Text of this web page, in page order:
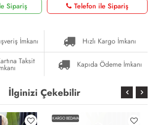
Sipariş
Telefon ile Sipariş
İmkanı
Hızlı Kargo İmkanı
Taksit
Kapıda Ödeme İmkanı
İlginizi Çekebilir
KARGO BEDAVA